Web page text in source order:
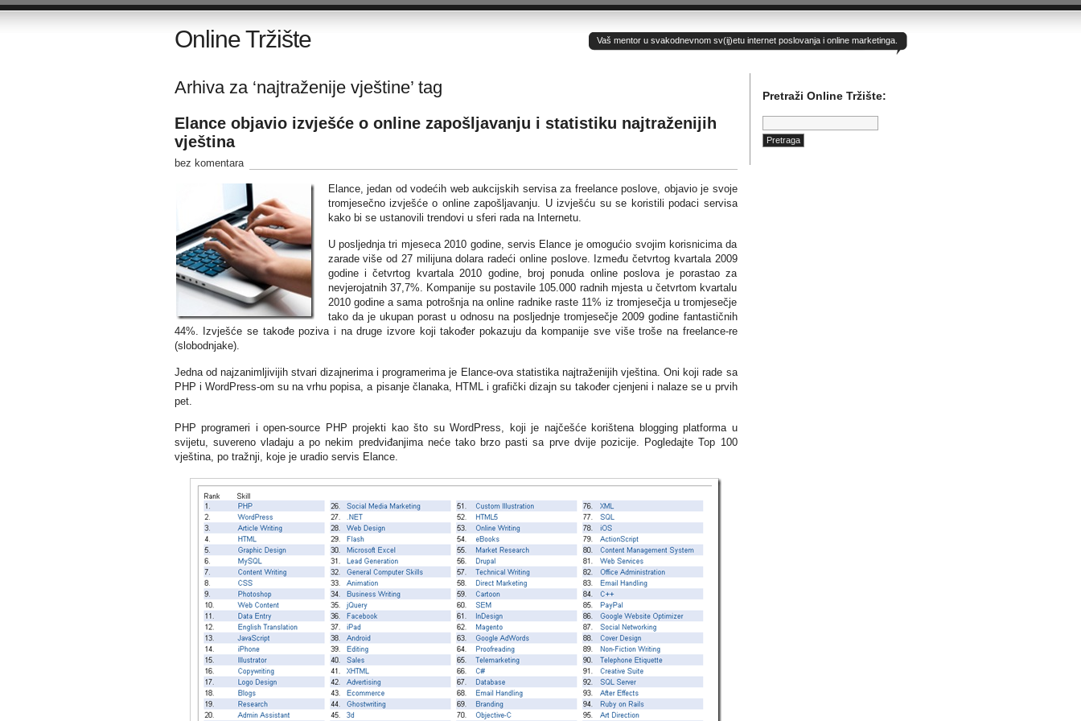
Online Tržište Vaš mentor u svakodnevnom sv(ij)etu internet poslovanja i online marketinga.
Arhiva za ‘najtraženije vještine’ tag
Elance objavio izvješće o online zapošljavanju i statistiku najtraženijih
vještina
bez komentara
Elance, jedan od vodećih web aukcijskih servisa za freelance poslove, objavio je svoje
tromjesečno izvješće o online zapošljavanju. U izvješću su se koristili podaci servisa
kako bi se ustanovili trendovi u sferi rada na Internetu.
U posljednja tri mjeseca 2010 godine, servis Elance je omogućio svojim korisnicima da
zarade više od 27 milijuna dolara radeći online poslove. Između četvrtog kvartala 2009
godine i četvrtog kvartala 2010 godine, broj ponuda online poslova je porastao za
nevjerojatnih 37,7%. Kompanije su postavile 105.000 radnih mjesta u četvrtom kvartalu
2010 godine a sama potrošnja na online radnike raste 11% iz tromjesečja u tromjesečje
tako da je ukupan porast u odnosu na posljednje tromjesečje 2009 godine fantastičnih
44%. Izvješće se takođe poziva i na druge izvore koji također pokazuju da kompanije sve više troše na freelance-re
(slobodnjake).
Jedna od najzanimljivijih stvari dizajnerima i programerima je Elance-ova statistika najtraženijih vještina. Oni koji rade sa
PHP i WordPress-om su na vrhu popisa, a pisanje članaka, HTML i grafički dizajn su također cjenjeni i nalaze se u prvih
pet.
PHP programeri i open-source PHP projekti kao što su WordPress, koji je najčešće korištena blogging platforma u
svijetu, suvereno vladaju a po nekim predviđanjima neće tako brzo pasti sa prve dvije pozicije. Pogledajte Top 100
vještina, po tražnji, koje je uradio servis Elance.
Pretraži Online Tržište:
Pretraga: